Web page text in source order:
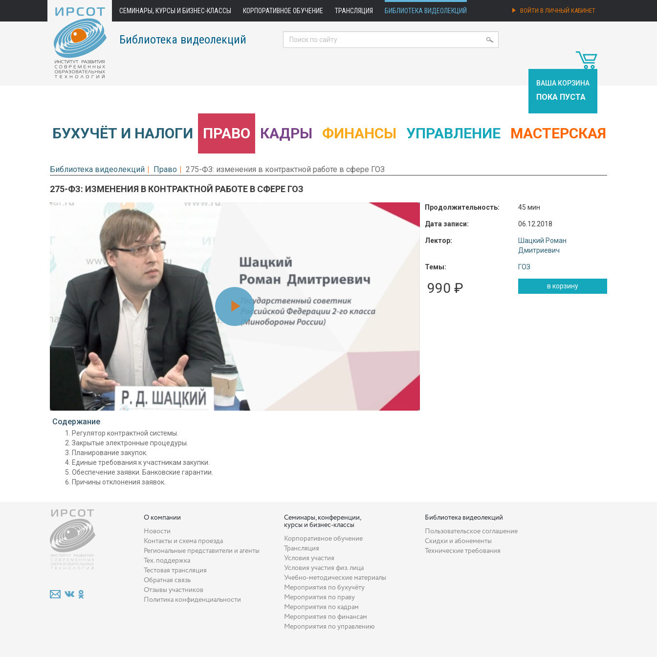
СЕМИНАРЫ, КУРСЫ И БИЗНЕС-КЛАССЫ КОРПОРАТИВНОЕ ОБУЧЕНИЕ ТРАНСЛЯЦИЯ БИБЛИОТЕКА ВИДЕОЛЕКЦИЙ ВОЙТИ В ЛИЧНЫЙ КАБИНЕТ
Библиотека видеолекций
ВАША КОРЗИНА
ПОКА ПУСТА
БУХУЧЁТ И НАЛОГИ ПРАВО КАДРЫ ФИНАНСЫ УПРАВЛЕНИЕ МАСТЕРСКАЯ
Библиотека видеолекций Право 275-ФЗ: изменения в контрактной работе в сфере ГОЗ
275-ФЗ: ИЗМЕНЕНИЯ В КОНТРАКТНОЙ РАБОТЕ В СФЕРЕ ГОЗ
Предварительный просмотр. Фрагмент
Воспроизвести
Продолжительность: 45 мин
Дата записи: 06.12.2018
Лектор:
Шацкий Роман
Дмитриевич
Темы: ГОЗ
990 ₽
Содержание
Регулятор контрактной системы.
Закрытые электронные процедуры.
Планирование закупок.
Единые требования к участникам закупки.
Обеспечение заявки. Банковские гарантии.
Причины отклонения заявок.
О компании
Новости
Контакты и схема проезда
Региональные представители и агенты
Тех. поддержка
Тестовая трансляция
Обратная связь
Отзывы участников
Политика конфиденциальности
Семинары, конференции,
курсы и бизнес-классы
Корпоративное обучение
Трансляция
Условия участия
Условия участия физ. лица
Учебно-методические материалы
Мероприятия по бухучёту
Мероприятия по праву
Мероприятия по кадрам
Мероприятия по финансам
Мероприятия по управлению
Библиотека видеолекций
Пользовательское соглашение
Скидки и абонементы
Технические требования